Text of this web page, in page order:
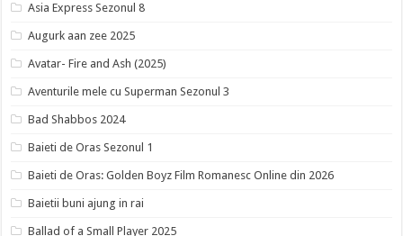
Asia Express Sezonul 8
Augurk aan zee 2025
Avatar- Fire and Ash (2025)
Aventurile mele cu Superman Sezonul 3
Bad Shabbos 2024
Baieti de Oras Sezonul 1
Baieti de Oras: Golden Boyz Film Romanesc Online din 2026
Baietii buni ajung in rai
Ballad of a Small Player 2025